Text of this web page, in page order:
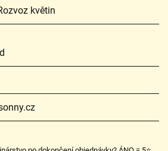
květin